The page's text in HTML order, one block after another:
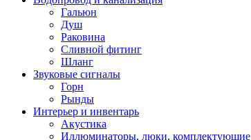
Гальюн
Душ
Раковина
Сливной фитинг
Шланг
Звуковые сигналы
Горн
Рынды
Интерьер и инвентарь
Акустика
Иллюминаторы, люки, комплектующие